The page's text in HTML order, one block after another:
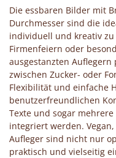
Die essbaren Bilder mit
Durchmesser sind die
individuell und kreativ zu
Firmenfeiern oder
ausgestanzten
zwischen Zucker- oder
Flexibilität und einfache
benutzerfreundlichen
Texte und sogar
integriert werden.
Aufleger sind nicht nur
praktisch und vielseitig